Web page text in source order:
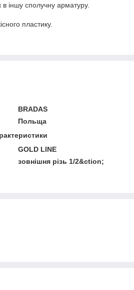
іншу сполучну арматуру.
пластику.
BRADAS
Польща
GOLD LINE
зовнішня різь 1/2&ction;